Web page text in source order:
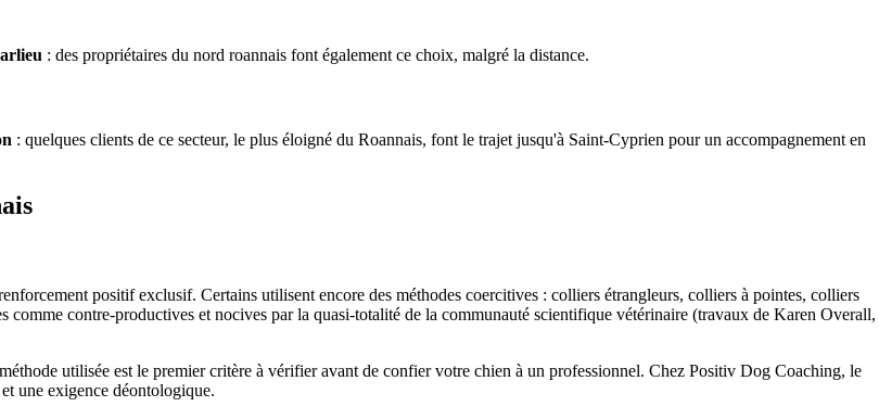
: des propriétaires du nord roannais font également ce choix, malgré la distance.
: quelques clients de ce secteur, le plus éloigné du Roannais, font le trajet jusqu'à Saint-Cyprien pour un accompagnement en
positif exclusif. Certains utilisent encore des méthodes coercitives : colliers étrangleurs, colliers à pointes, colliers
comme contre-productives et nocives par la quasi-totalité de la communauté scientifique vétérinaire (travaux de Karen Overall,
utilisée est le premier critère à vérifier avant de confier votre chien à un professionnel. Chez Positiv Dog Coaching, le
une exigence déontologique.